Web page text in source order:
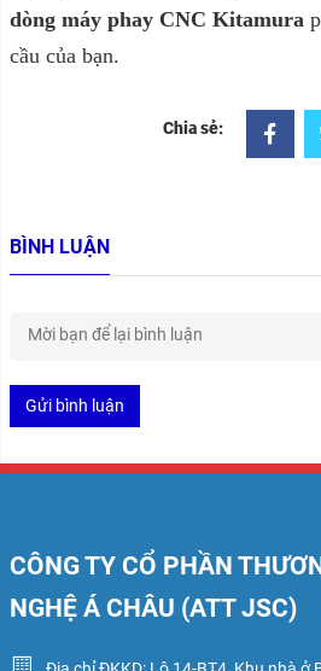
dòng máy phay CNC Kitamura
cầu của bạn.
Chia sẻ:
BÌNH LUẬN
Gửi bình luận
CÔNG TY CỔ PHẦN
NGHỆ Á CHÂU (ATT JSC)